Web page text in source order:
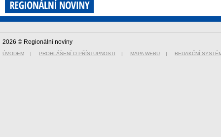
2026 © Regionální noviny
ÚVODEM | PROHLÁŠENÍ O PŘÍSTUPNOSTI | MAPA WEBU | REDAKČNÍ